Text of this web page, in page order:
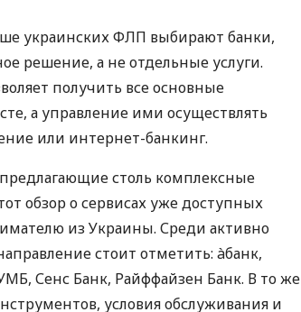
украинских ФЛП выбирают банки,
решение, а не отдельные услуги.
получить все основные
а управление ими осуществлять
или интернет-банкинг.
столь комплексные
обзор о сервисах уже доступных
из Украины. Среди активно
стоит отметить: àбанк,
Сенс Банк, Райффайзен Банк. В то же
условия обслуживания и